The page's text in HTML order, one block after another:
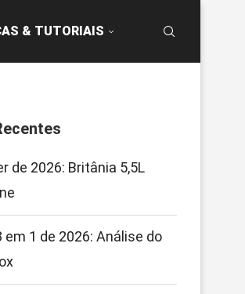
& TUTORIAIS
de 2026: Britânia 5,5L
em 1 de 2026: Análise do